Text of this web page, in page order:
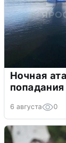
Ночная
6 августа 0